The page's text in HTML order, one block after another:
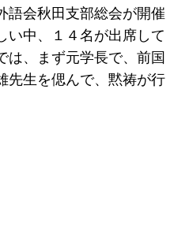
語会秋田支部総会が開催
い中、１４名が出席して
は、まず元学長で、前国
先生を偲んで、黙祷が行